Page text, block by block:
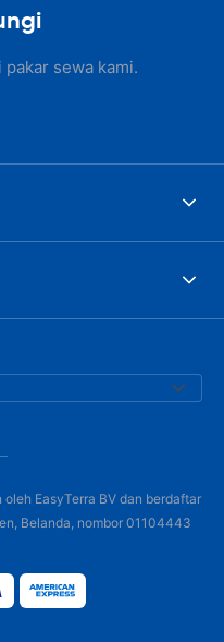
sewa kami.
EasyTerra BV dan berdaftar
Belanda, nombor 01104443